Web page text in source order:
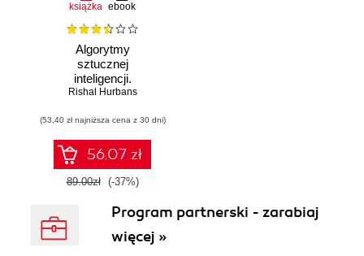
książka ebook
Algorytmy
sztucznej
inteligencji.
Ilustrowany
Rishal Hurbans
(53,40 zł najniższa cena z 30 dni)
56.07 zł
89.00zł (-37%)
Program partnerski - zarabiaj
więcej »